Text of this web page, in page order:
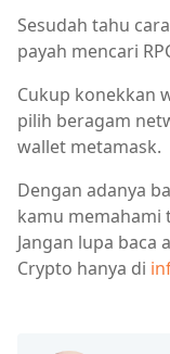
Sesudah tahu
payah mencari
Cukup konekkan
pilih beragam
wallet metamask.
Dengan adanya
kamu memahami
Jangan lupa baca
Crypto hanya di